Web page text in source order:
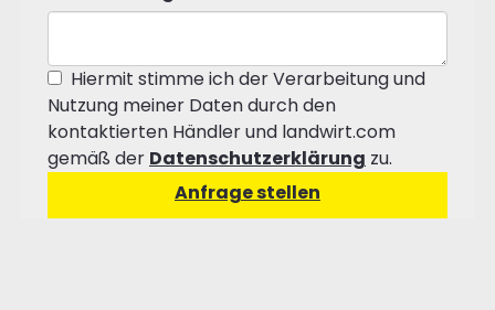
Hiermit stimme ich der Verarbeitung und
Nutzung meiner Daten durch den
kontaktierten Händler und landwirt.com
gemäß der Datenschutzerklärung zu.